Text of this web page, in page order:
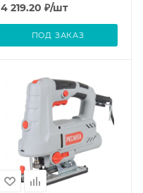
4 219.20 ₽/шт
ПОД ЗАКАЗ